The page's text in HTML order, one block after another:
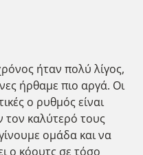
ήταν πολύ λίγος,
ήρθαμε πιο αργά. Οι
ο ρυθμός είναι
τον καλύτερό τους
ομάδα και να
ο κόουτς σε τόσο